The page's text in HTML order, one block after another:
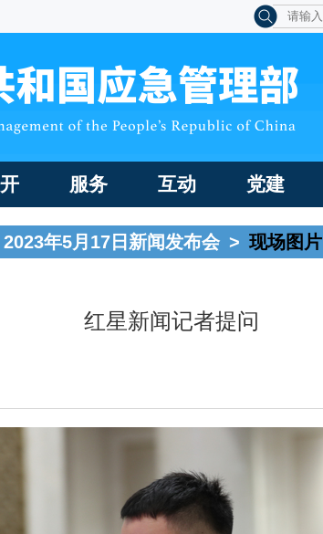
服务 互动 党建
2023年5月17日新闻发布会 > 现场图片
红星新闻记者提问